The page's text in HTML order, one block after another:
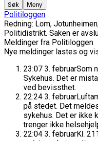
Søk Meny
Politiloggen
Redning: Lom,
Politidistrikt. Saken er
Meldinger fra Politiloggen
Nye meldinger lastes og
23:07 3. februarSom
Sykehus. Det er
ved bevissthet.
22:24 3. februar
på stedet. Det
sykehus. Det er ikke
trenger ikke
22:04 3. februarKl.